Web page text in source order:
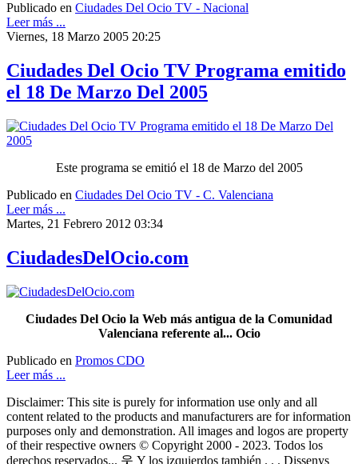
Publicado en Ciudades Del Ocio TV - Nacional
Leer más ...
Viernes, 18 Marzo 2005 20:25
Ciudades Del Ocio TV Programa emitido
el 18 De Marzo Del 2005
Este programa se emitió el 18 de Marzo del 2005
Publicado en Ciudades Del Ocio TV - C. Valenciana
Leer más ...
Martes, 21 Febrero 2012 03:34
CiudadesDelOcio.com
Ciudades Del Ocio la Web más antigua de la Comunidad
Valenciana referente al... Ocio
Publicado en Promos CDO
Leer más ...
Disclaimer: This site is purely for information use only and all
content related to the products and manufacturers are for information
purposes only and demonstration. All images and logos are property
of their respective owners © Copyright 2000 - 2023. Todos los
derechos reservados... 웃 Y los izquierdos también . . . Dissenys